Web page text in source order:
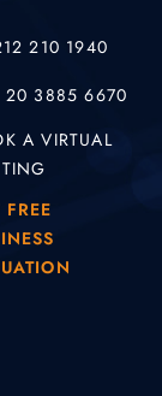
210 1940
20 3885 6670
A VIRTUAL
FREE